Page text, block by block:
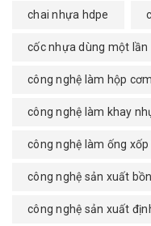
chai nhựa hdpe
cốc nhựa dùng một lần
công nghệ làm hộp
công nghệ làm khay
công nghệ làm ống
công nghệ sản xuất
công nghệ sản xuất